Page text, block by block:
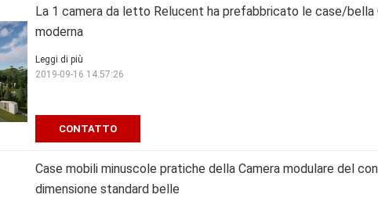
La 1 camera da letto Relucent ha prefabbricato le case/bella
moderna
CONTATTO
Leggi di più
2019-09-16 14:57:26
Case mobili minuscole pratiche della Camera modulare del
dimensione standard belle